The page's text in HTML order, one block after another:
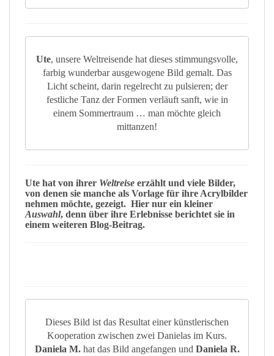
Ute, unsere Weltreisende hat dieses stimmungsvolle,
farbig wunderbar ausgewogene Bild gemalt. Das
Licht scheint, darin regelrecht zu pulsieren; der
festliche Tanz der Formen verläuft sanft, wie in
einem Sommertraum … man möchte gleich
mittanzen!
Ute hat von ihrer Weltreise erzählt und viele Bilder,
von denen sie manche als Vorlage für ihre Acrylbilder
nehmen möchte, gezeigt. Hier nur ein kleiner
Auswahl, denn über ihre Erlebnisse berichtet sie in
einem weiteren Blog-Beitrag.
Dieses Bild ist das Resultat einer künstlerischen
Kooperation zwischen zwei Danielas im Kurs.
Daniela M.hat das Bild angefangen und Daniela R.